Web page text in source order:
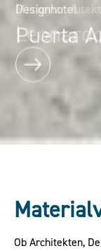
Designhotel
Puerta
Ob Architekten,